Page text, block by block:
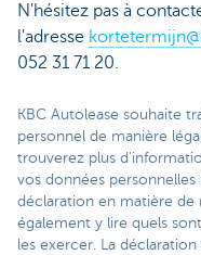
N'hésitez pas à
l'adresse
052 31 71 20.
KBC Autolease souhaite
personnel de manière
trouverez plus
vos données personnelles
déclaration en matière de
également y lire quels
les exercer. La